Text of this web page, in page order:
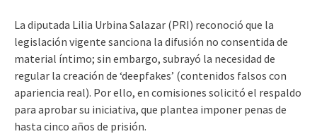
La diputada Lilia Urbina Salazar (PRI) reconoció que la
legislación vigente sanciona la difusión no consentida de
material íntimo; sin embargo, subrayó la necesidad de
regular la creación de ‘deepfakes’ (contenidos falsos con
apariencia real). Por ello, en comisiones solicitó el respaldo
para aprobar su iniciativa, que plantea imponer penas de
hasta cinco años de prisión.